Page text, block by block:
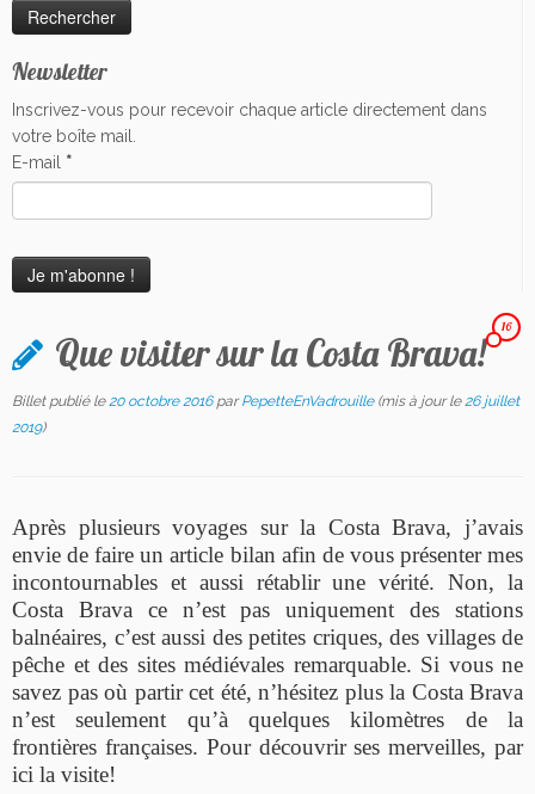
Newsletter
Inscrivez-vous pour recevoir chaque article directement dans
votre boîte mail.
E-mail *
Que visiter sur la Costa Brava!
16
Billet publié le20 octobre 2016 parPepetteEnVadrouille(mis à jour le26 juillet
2019)
Après plusieurs voyages sur la Costa Brava, j’avais
envie de faire un article bilan afin de vous présenter mes
incontournables et aussi rétablir une vérité. Non, la
Costa Brava ce n’est pas uniquement des stations
balnéaires, c’est aussi des petites criques, des villages de
pêche et des sites médiévales remarquable. Si vous ne
savez pas où partir cet été, n’hésitez plus la Costa Brava
n’est seulement qu’à quelques kilomètres de la
frontières françaises. Pour découvrir ses merveilles, par
ici la visite!